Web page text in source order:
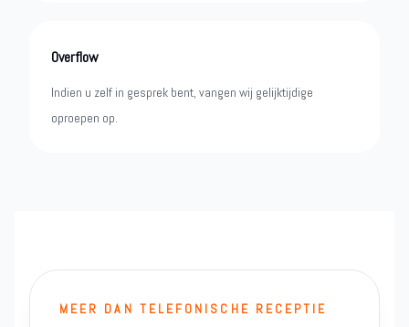
Overflow
Indien u zelf in gesprek bent, vangen wij gelijktijdige
oproepen op.
MEER DAN TELEFONISCHE RECEPTIE